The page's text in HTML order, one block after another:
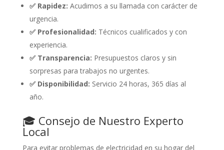
✅ Rapidez: Acudimos a su llamada con carácter de
urgencia.
✅ Profesionalidad: Técnicos cualificados y con
experiencia.
✅ Transparencia: Presupuestos claros y sin
sorpresas para trabajos no urgentes.
✅ Disponibilidad: Servicio 24 horas, 365 días al
año.
🎓 Consejo de Nuestro Experto
Local
Para evitar problemas de electricidad en su hogar del